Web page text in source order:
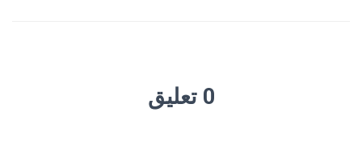
0 تعليق